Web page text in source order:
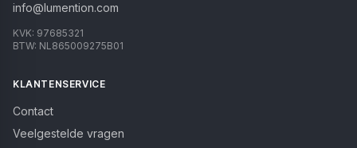
info@lumention.com
KVK: 97685321
BTW: NL865009275B01
KLANTENSERVICE
Contact
Veelgestelde vragen